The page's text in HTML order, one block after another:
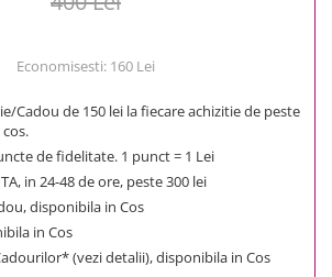
Economisesti: 160 Lei
Cadou de 150 lei la fiecare achizitie de peste
cos.
de fidelitate. 1 punct = 1 Lei
in 24-48 de ore, peste 300 lei
disponibila in Cos
in Cos
(vezi detalii), disponibila in Cos